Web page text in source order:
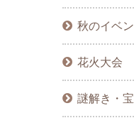
秋のイベン
花火大会
謎解き・